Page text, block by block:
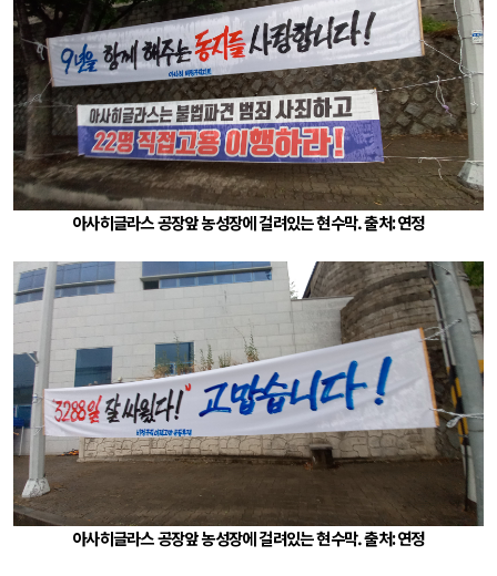
아사히글라스 공장앞 농성장에 걸려있는 현수막.출처:연정
아사히글라스 공장앞 농성장에 걸려있는 현수막.출처:연정